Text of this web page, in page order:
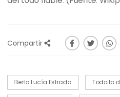
Compartir
Berta Lucía Estrada Todo lo